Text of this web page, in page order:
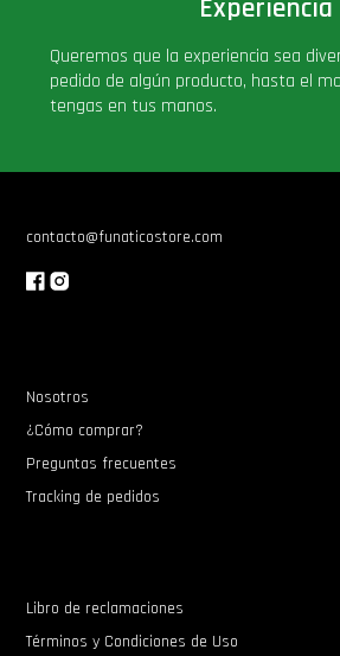
PRÓXIMAMENTE
Experiencia
Queremos que la experiencia sea
pedido de algún producto, hasta el
tengas en tus manos.
contacto@funaticostore.com
Nosotros
¿Cómo comprar?
Preguntas frecuentes
Tracking de pedidos
Libro de reclamaciones
Términos y Condiciones de Uso